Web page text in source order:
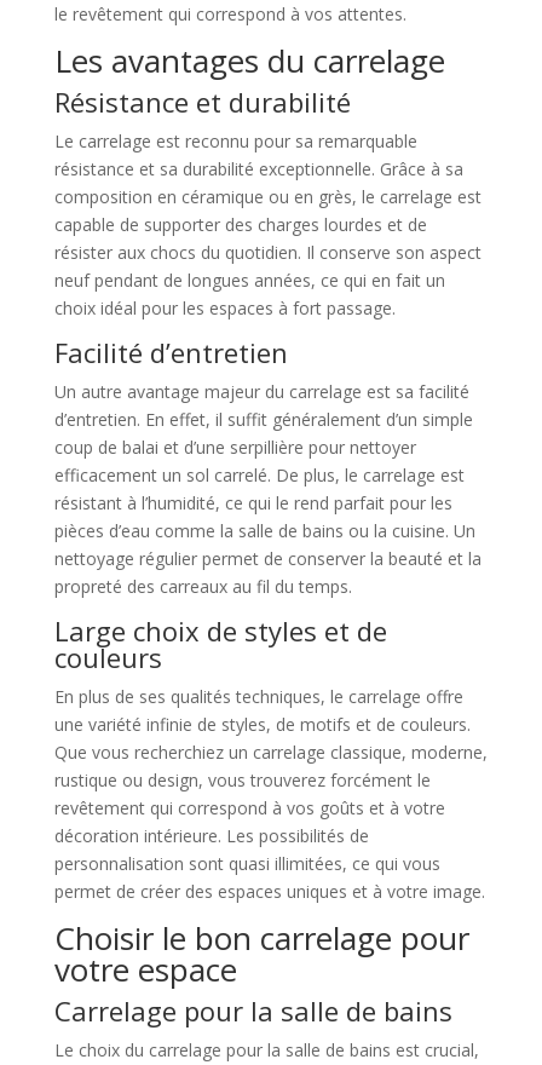
le revêtement qui correspond à vos attentes.
Les avantages du carrelage
Résistance et durabilité
Le carrelage est reconnu pour sa remarquable
résistance et sa durabilité exceptionnelle. Grâce à sa
composition en céramique ou en grès, le carrelage est
capable de supporter des charges lourdes et de
résister aux chocs du quotidien. Il conserve son aspect
neuf pendant de longues années, ce qui en fait un
choix idéal pour les espaces à fort passage.
Facilité d’entretien
Un autre avantage majeur du carrelage est sa facilité
d’entretien. En effet, il suffit généralement d’un simple
coup de balai et d’une serpillière pour nettoyer
efficacement un sol carrelé. De plus, le carrelage est
résistant à l’humidité, ce qui le rend parfait pour les
pièces d’eau comme la salle de bains ou la cuisine. Un
nettoyage régulier permet de conserver la beauté et la
propreté des carreaux au fil du temps.
Large choix de styles et de
couleurs
En plus de ses qualités techniques, le carrelage offre
une variété infinie de styles, de motifs et de couleurs.
Que vous recherchiez un carrelage classique, moderne,
rustique ou design, vous trouverez forcément le
revêtement qui correspond à vos goûts et à votre
décoration intérieure. Les possibilités de
personnalisation sont quasi illimitées, ce qui vous
permet de créer des espaces uniques et à votre image.
Choisir le bon carrelage pour
votre espace
Carrelage pour la salle de bains
Le choix du carrelage pour la salle de bains est crucial,